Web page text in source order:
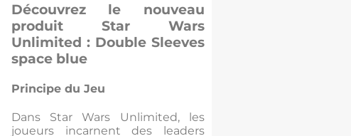
Découvrez le nouveau
produit Star Wars
Unlimited : Double Sleeves
space blue
Principe du Jeu
Dans Star Wars Unlimited, les
joueurs incarnent des leaders